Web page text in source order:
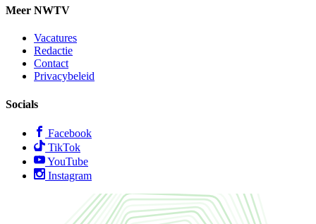
Meer NWTV
Vacatures
Redactie
Contact
Privacybeleid
Socials
Facebook
TikTok
YouTube
Instagram